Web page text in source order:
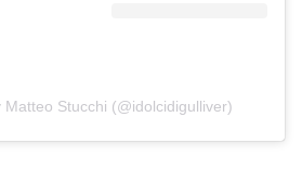
Matteo Stucchi (@idolcidigulliver)